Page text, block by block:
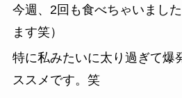
今週、2回も食べちゃいまし
ます笑）
特に私みたいに太り過ぎて爆
ススメです。笑